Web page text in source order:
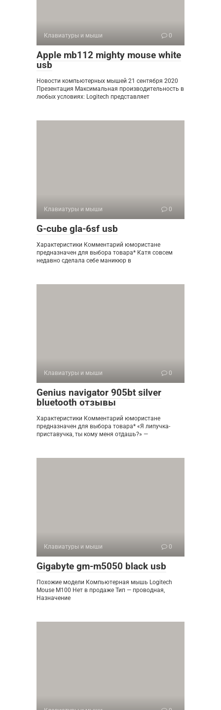
Клавиатуры и мыши 0
Apple mb112 mighty mouse white
usb
Новости компьютерных мышей 21 сентября 2020
Презентация Максимальная производительность в
любых условиях: Logitech представляет
Клавиатуры и мыши 0
G-cube gla-6sf usb
Характеристики Комментарий юмористане
предназначен для выбора товара* Катя совсем
недавно сделала себе маникюр в
Клавиатуры и мыши 0
Genius navigator 905bt silver
bluetooth отзывы
Характеристики Комментарий юмористане
предназначен для выбора товара* «Я липучка-
приставучка, ты кому меня отдашь?» —
Клавиатуры и мыши 0
Gigabyte gm-m5050 black usb
Похожие модели Компьютерная мышь Logitech
Mouse M100 Нет в продаже Тип — проводная,
Назначение